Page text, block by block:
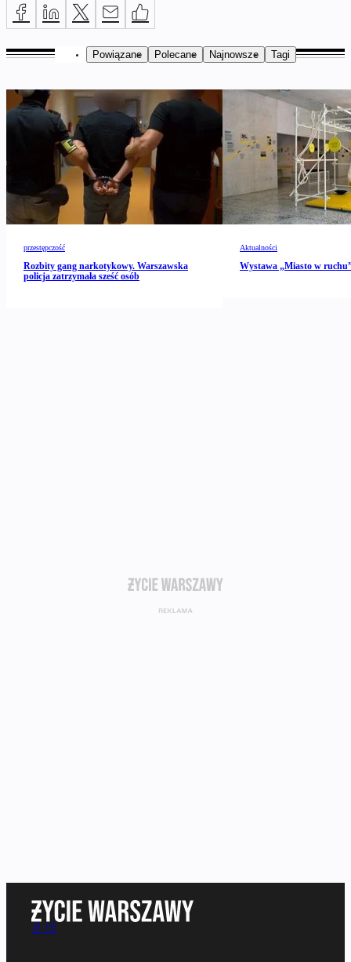
Powiązane Polecane Najnowsze Tagi
przestępczość
Rozbity gang narkotykowy. Warszawska
policja zatrzymała sześć osób
Aktualności
Wystawa „Miasto w